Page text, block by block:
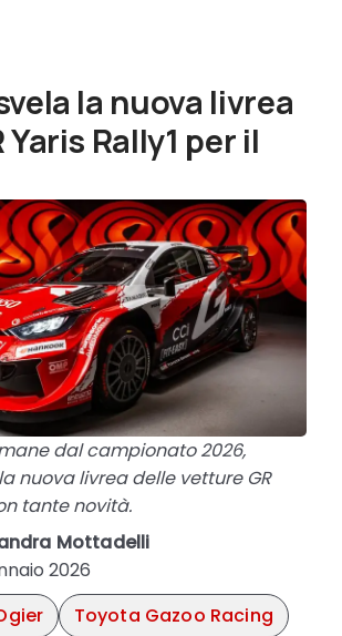
la nuova livrea
Yaris Rally1 per il
dal campionato 2026,
nuova livrea delle vetture GR
tante novità.
Mottadelli
2026
Toyota Gazoo Racing